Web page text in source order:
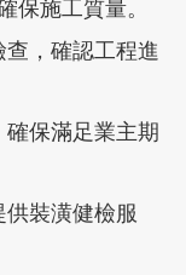
保施工質量。
查，確認工程進
確保滿足業主期
供裝潢健檢服